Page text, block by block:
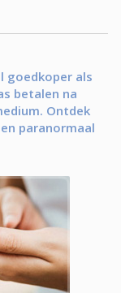
goedkoper als
betalen na
Ontdek
paranormaal